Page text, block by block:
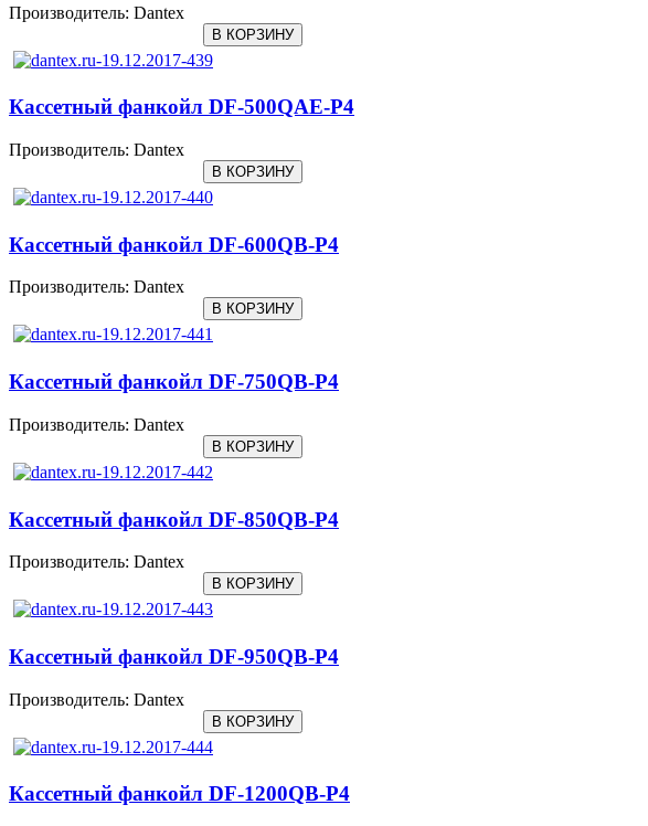
Производитель: Dantex
Кассетный фанкойл DF-500QAE-P4
Производитель: Dantex
Кассетный фанкойл DF-600QB-P4
Производитель: Dantex
Кассетный фанкойл DF-750QB-P4
Производитель: Dantex
Кассетный фанкойл DF-850QB-P4
Производитель: Dantex
Кассетный фанкойл DF-950QB-P4
Производитель: Dantex
Кассетный фанкойл DF-1200QB-P4